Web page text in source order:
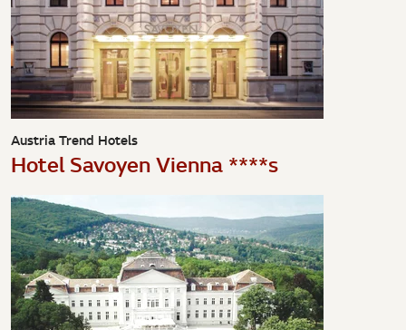
Austria Trend Hotels
Hotel Savoyen Vienna ****s